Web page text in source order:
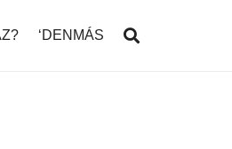
‘DENMÁS